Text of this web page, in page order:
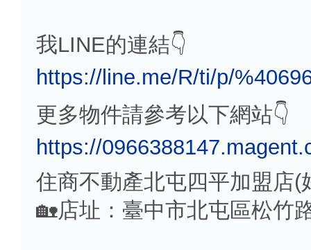
我LINE的連結👇
https://line.me/R/ti/p/
更多物件請參考以下網站👇
https://
住商不動產北屯四平加盟店
🏡店址：臺中市北屯區松竹